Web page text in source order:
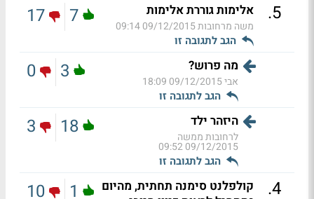
5
. אלימות גוררת אלימות
משה מרחובות09/12/2015 09:14
הגב לתגובה זו
7
17
מה פרוש?
אבי09/12/2015 18:09
הגב לתגובה זו
3
0
היזהר ילד
לרחובות ממשה
09/12/2015 09:52
הגב לתגובה זו
18
3
4
.
קולפלנט סימנה תחתית, מהיום
1
10